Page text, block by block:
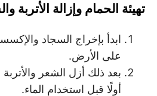
تهيئة الحمام وإزالة الأتربة
ابدأ بإخراج السجاد
على الأرض.
بعد ذلك أزل الشعر والأتربة
أولًا قبل استخدام الماء.